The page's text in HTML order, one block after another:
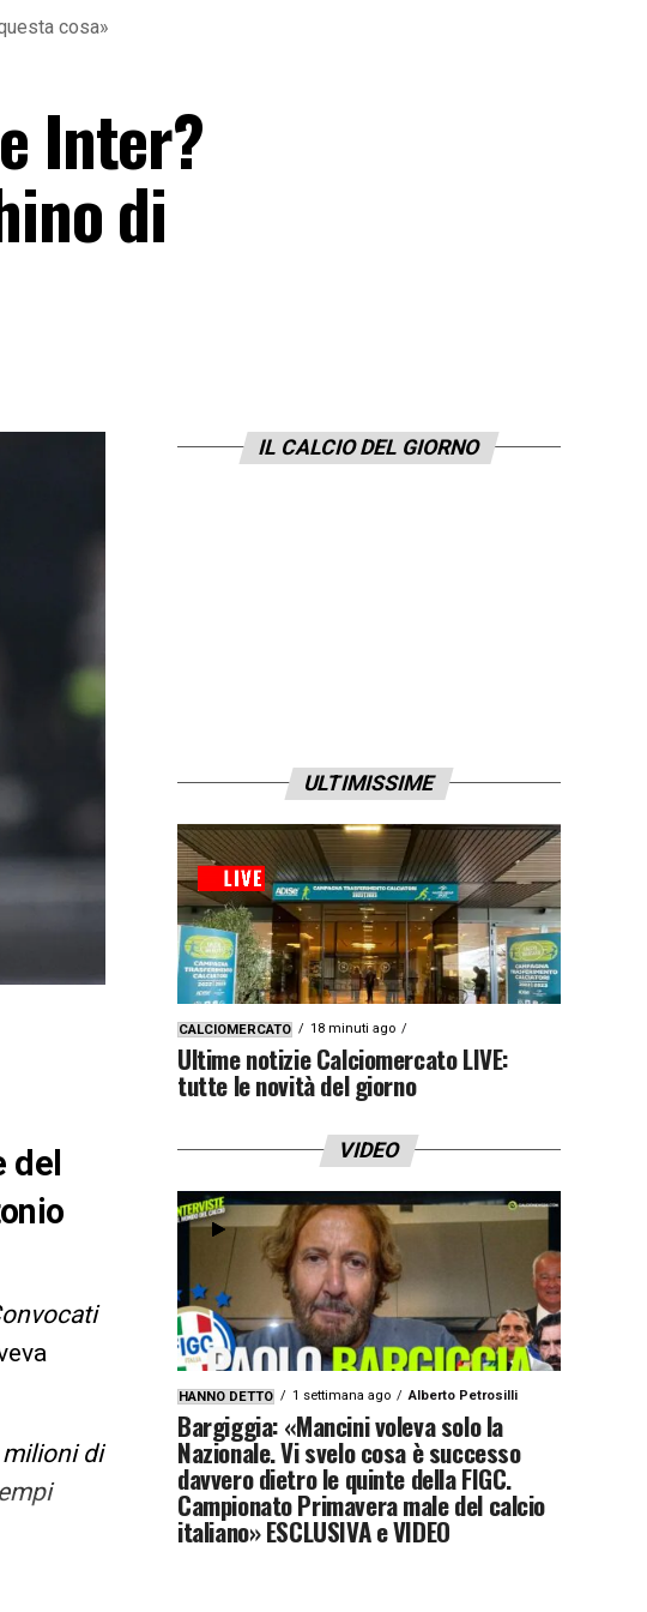
cosa»
Inter?
di
del
di
IL CALCIO DEL GIORNO
ULTIMISSIME
CALCIOMERCATO 18 minuti ago
Ultime notizie Calciomercato LIVE:
tutte le novità del giorno
VIDEO
HANNO DETTO 1 settimana ago Alberto Petrosilli
Bargiggia: «Mancini voleva solo la
Nazionale. Vi svelo cosa è successo
davvero dietro le quinte della FIGC.
Campionato Primavera male del calcio
italiano» ESCLUSIVA e VIDEO